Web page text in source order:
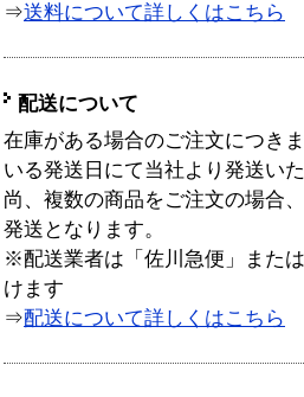
⇒送料について詳しくはこちら
配送について
在庫がある場合のご注文につき
いる発送日にて当社より発送い
尚、複数の商品をご注文の場合
発送となります。
※配送業者は「佐川急便」また
けます
⇒配送について詳しくはこちら